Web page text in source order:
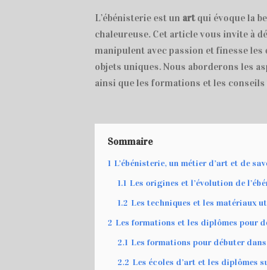
L’ébénisterie est un artqui évoque la
chaleureuse. Cet article vous invite à
manipulent avec passion et finesse les
objets uniques. Nous aborderons les
ainsi que les formations et les
Sommaire
1 L’ébénisterie, un métier d’art et de
1.1 Les origines et l’évolution de
1.2 Les techniques et les matériaux
2 Les formations et les diplômes pour
2.1 Les formations pour débuter
2.2 Les écoles d’art et les diplômes